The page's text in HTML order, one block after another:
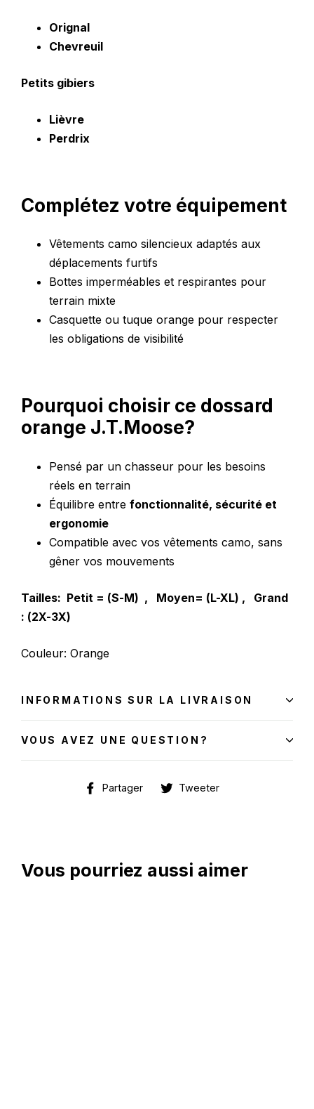
Orignal
Chevreuil
Petits gibiers
Lièvre
Perdrix
Complétez votre équipement
Vêtements camo silencieux adaptés aux
déplacements furtifs
Bottes imperméables et respirantes pour
terrain mixte
Casquette ou tuque orange pour respecter
les obligations de visibilité
Pourquoi choisir ce dossard
orange J.T.Moose?
Pensé par un chasseur pour les besoins
réels en terrain
Équilibre entre fonctionnalité, sécurité et
ergonomie
Compatible avec vos vêtements camo, sans
gêner vos mouvements
Tailles: Petit = (S-M) , Moyen= (L-XL) , Grand
: (2X-3X)
Couleur: Orange
INFORMATIONS SUR LA LIVRAISON
VOUS AVEZ UNE QUESTION?
Partager
PartagerTweeter
Vous pourriez aussi aimer